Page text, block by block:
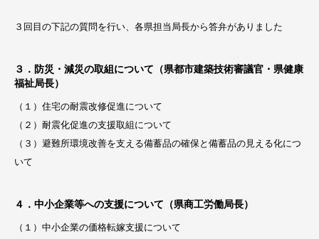
３回目の下記の質問を行い、各県担当局長から答弁がありました
３．防災・減災の取組について（県都市建築技術審議官・県健康
福祉局長）
（１）住宅の耐震改修促進について
（２）耐震化促進の支援取組について
（３）避難所環境改善を支える備蓄品の確保と備蓄品の見える化につ
いて
４．中小企業等への支援について（県商工労働局長）
（１）中小企業の価格転嫁支援について